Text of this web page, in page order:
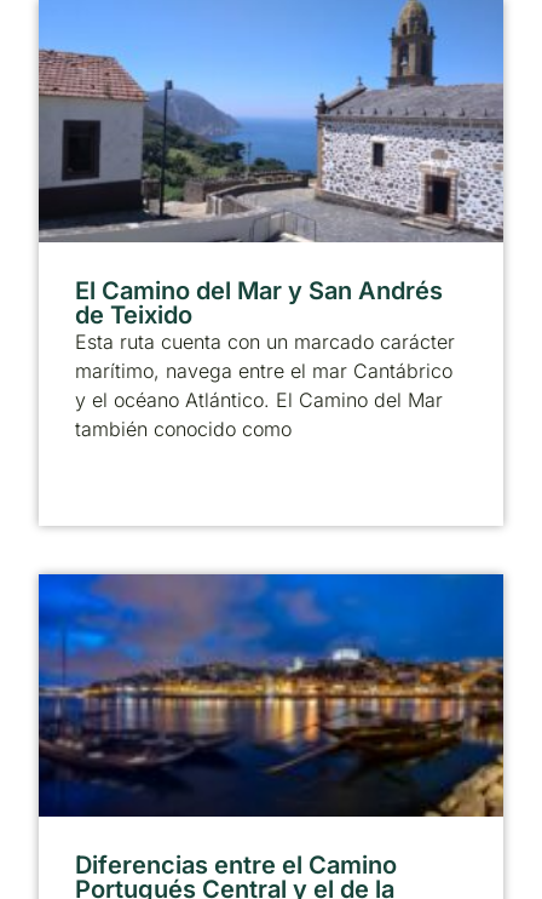
El Camino del Mar y San Andrés
de Teixido
Esta ruta cuenta con un marcado carácter
marítimo, navega entre el mar Cantábrico
y el océano Atlántico. El Camino del Mar
también conocido como
Diferencias entre el Camino
Portugués Central y el de la